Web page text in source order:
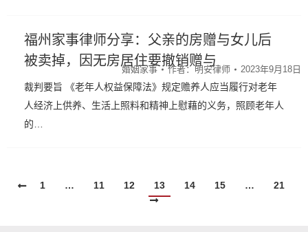
福州家事律师分享：父亲的房赠与女儿后
被卖掉，因无房居住要撤销赠与
婚姻家事 作者：明安律师 2023年9月18日
裁判要旨 《老年人权益保障法》规定赡养人应当履行对老年
人经济上供养、生活上照料和精神上慰藉的义务，照顾老年人
的…
1 … 11 12 13 14 15 … 21